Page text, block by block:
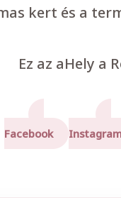
kert és a
Ez az aHely a
Facebook